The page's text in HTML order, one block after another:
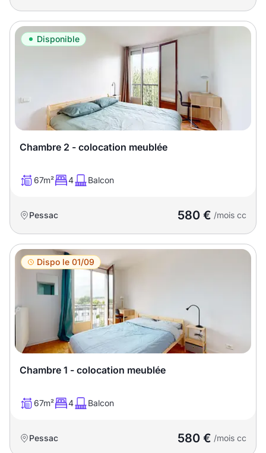
Nombre de chambres
chambres
disponibles
Espaces additionnels
communes
Ascenseur Gardien
Local à vélo
Disponible à partir du
Mettre en avant les
Disponible
Chambre 2 - colocation meublée
67m² 4 Balcon
Pessac 580 € /mois cc
Dispo le 01/09
Chambre 1 - colocation meublée
67m² 4 Balcon
Pessac 580 € /mois cc